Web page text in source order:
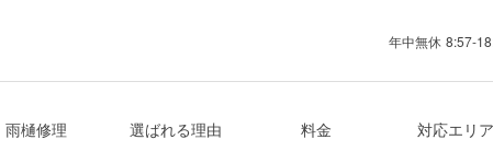
年中無休 8:57-
雨樋修理 選ばれる理由 料金 対応エリア